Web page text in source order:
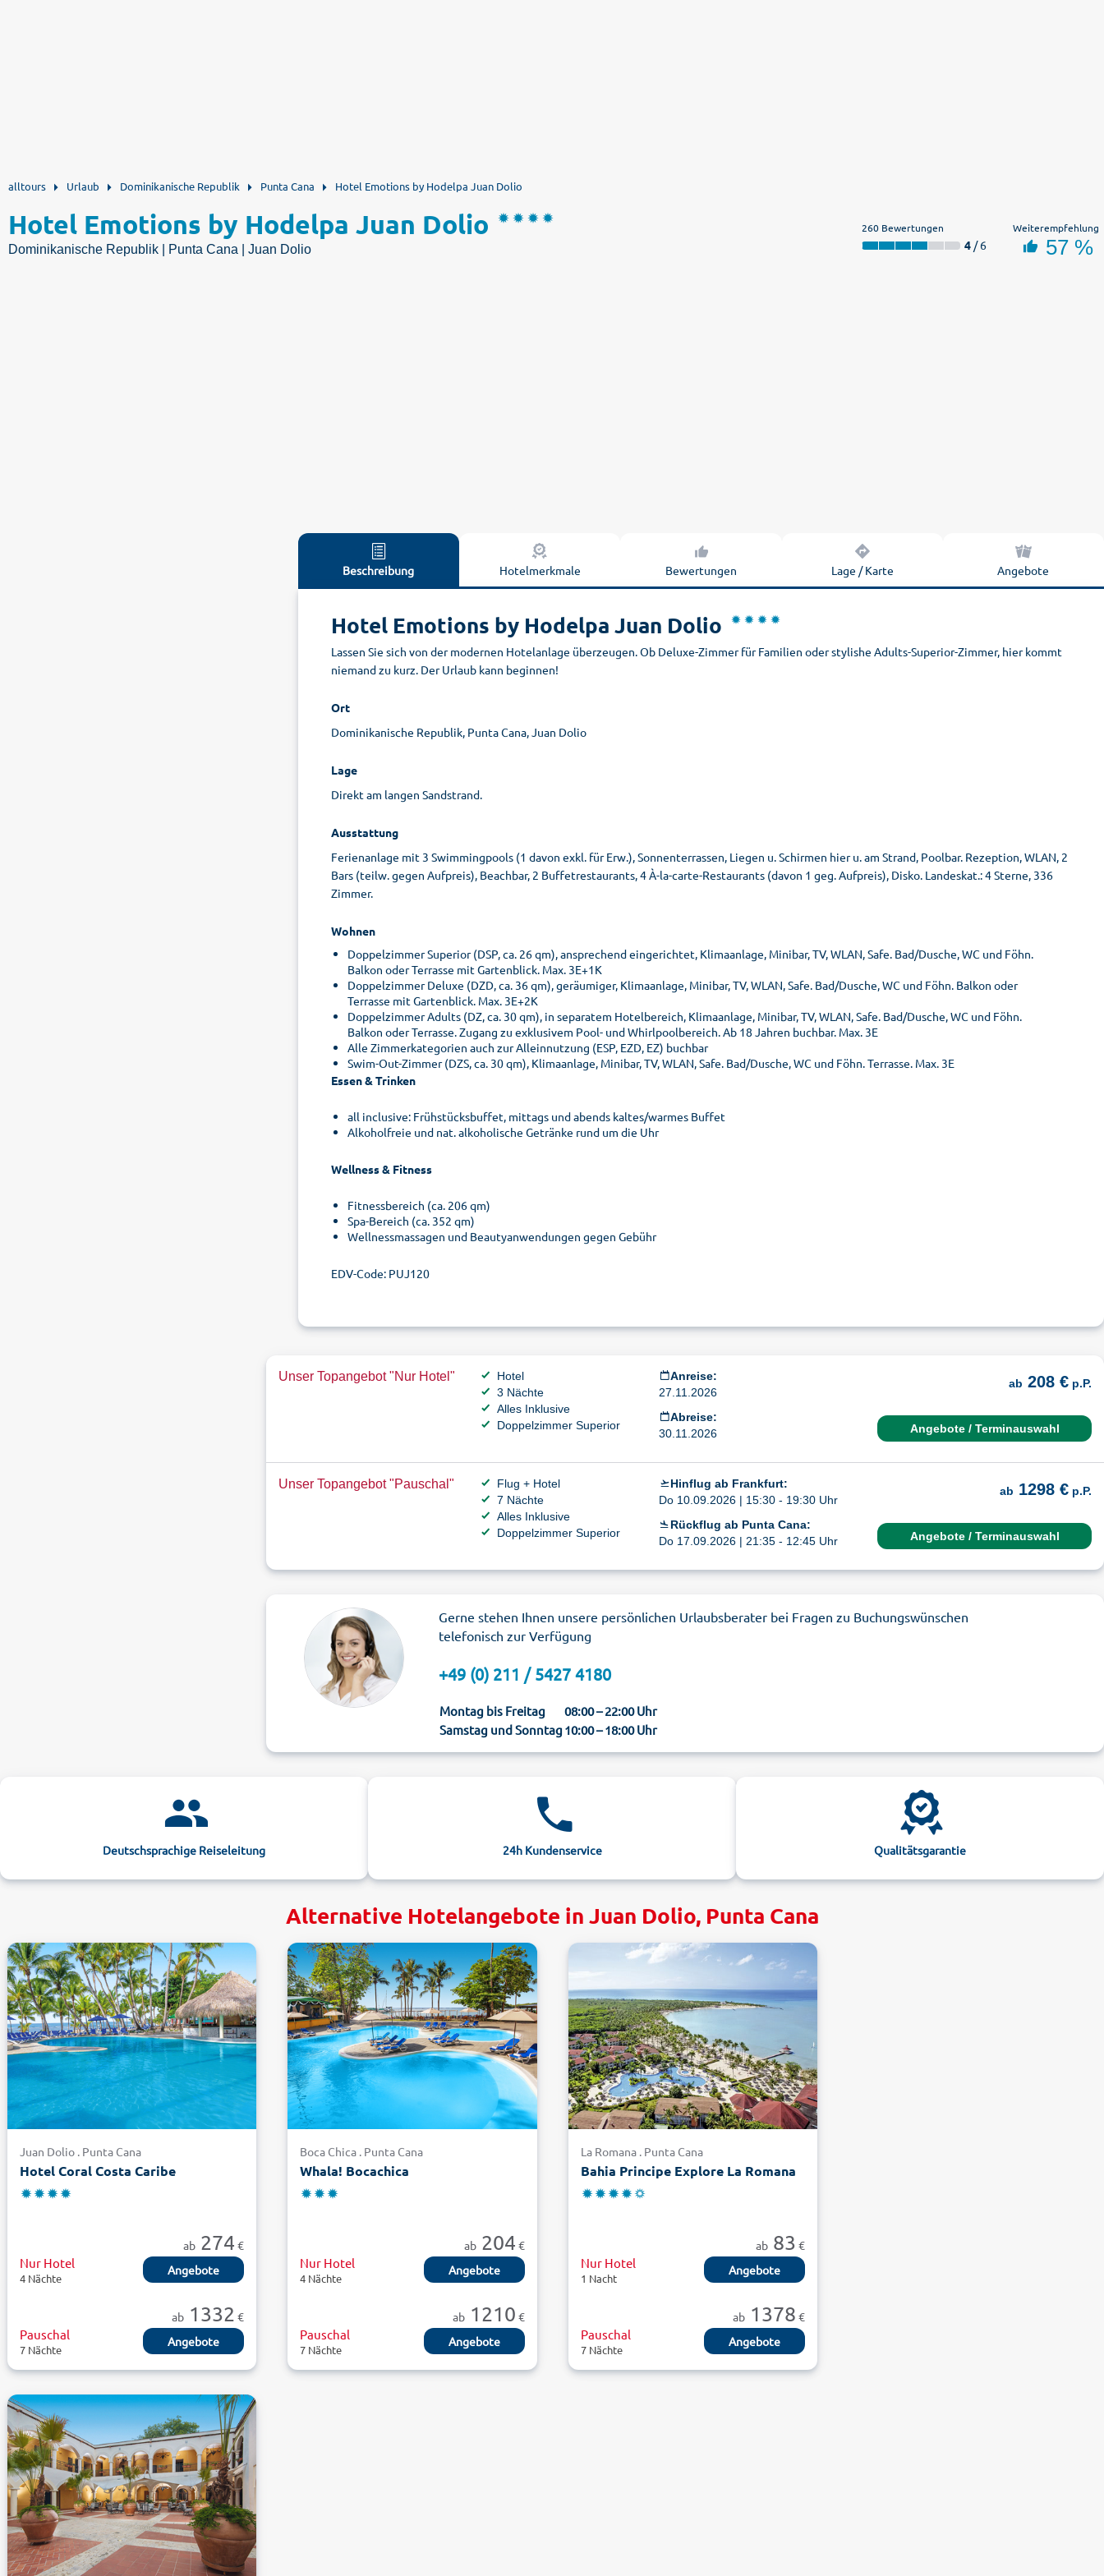
alltours Urlaub Dominikanische Republik Punta Cana Hotel Emotions by Hodelpa Juan Dolio
Hotel Emotions by Hodelpa Juan Dolio
Dominikanische Republik | Punta Cana | Juan Dolio
260 Bewertungen
4 / 6
Weiterempfehlung
57 %
Beschreibung Hotelmerkmale Bewertungen Lage / Karte Angebote
Hotel Emotions by Hodelpa Juan Dolio
Lassen Sie sich von der modernen Hotelanlage überzeugen. Ob Deluxe-Zimmer für Familien oder stylishe Adults-Superior-Zimmer, hier kommt
niemand zu kurz. Der Urlaub kann beginnen!
Ort
Dominikanische Republik, Punta Cana, Juan Dolio
Lage
Direkt am langen Sandstrand.
Ausstattung
Ferienanlage mit 3 Swimmingpools (1 davon exkl. für Erw.), Sonnenterrassen, Liegen u. Schirmen hier u. am Strand, Poolbar. Rezeption, WLAN, 2
Bars (teilw. gegen Aufpreis), Beachbar, 2 Buffetrestaurants, 4 À-la-carte-Restaurants (davon 1 geg. Aufpreis), Disko. Landeskat.: 4 Sterne, 336
Zimmer.
Wohnen
Doppelzimmer Superior (DSP, ca. 26 qm), ansprechend eingerichtet, Klimaanlage, Minibar, TV, WLAN, Safe. Bad/Dusche, WC und Föhn.
Balkon oder Terrasse mit Gartenblick. Max. 3E+1K
Doppelzimmer Deluxe (DZD, ca. 36 qm), geräumiger, Klimaanlage, Minibar, TV, WLAN, Safe. Bad/Dusche, WC und Föhn. Balkon oder
Terrasse mit Gartenblick. Max. 3E+2K
Doppelzimmer Adults (DZ, ca. 30 qm), in separatem Hotelbereich, Klimaanlage, Minibar, TV, WLAN, Safe. Bad/Dusche, WC und Föhn.
Balkon oder Terrasse. Zugang zu exklusivem Pool- und Whirlpoolbereich. Ab 18 Jahren buchbar. Max. 3E
Alle Zimmerkategorien auch zur Alleinnutzung (ESP, EZD, EZ) buchbar
Swim-Out-Zimmer (DZS, ca. 30 qm), Klimaanlage, Minibar, TV, WLAN, Safe. Bad/Dusche, WC und Föhn. Terrasse. Max. 3E
Essen & Trinken
all inclusive: Frühstücksbuffet, mittags und abends kaltes/warmes Buffet
Alkoholfreie und nat. alkoholische Getränke rund um die Uhr
Wellness & Fitness
Fitnessbereich (ca. 206 qm)
Spa-Bereich (ca. 352 qm)
Wellnessmassagen und Beautyanwendungen gegen Gebühr
EDV-Code: PUJ120
Unser Topangebot "Nur Hotel"
Hotel
3 Nächte
Alles Inklusive
Doppelzimmer Superior
Anreise:
27.11.2026
Abreise:
30.11.2026
ab 208 € p.P.
Angebote / Terminauswahl
Unser Topangebot "Pauschal"
Flug + Hotel
7 Nächte
Alles Inklusive
Doppelzimmer Superior
Hinflug ab Frankfurt:
Do 10.09.2026 | 15:30 - 19:30 Uhr
Rückflug ab Punta Cana:
Do 17.09.2026 | 21:35 - 12:45 Uhr
ab 1298 € p.P.
Angebote / Terminauswahl
Gerne stehen Ihnen unsere persönlichen Urlaubsberater bei Fragen zu Buchungswünschen
telefonisch zur Verfügung
+49 (0) 211 / 5427 4180
Montag bis Freitag
08:00 – 22:00 Uhr
Samstag und Sonntag10:00 – 18:00 Uhr
Deutschsprachige Reiseleitung 24h Kundenservice Qualitätsgarantie
Alternative Hotelangebote in Juan Dolio, Punta Cana
Juan Dolio . Punta Cana
Hotel Coral Costa Caribe
ab 274 €
Nur Hotel
4 Nächte
Angebote
ab 1332 €
Pauschal
7 Nächte
Angebote
Boca Chica . Punta Cana
Whala! Bocachica
ab204 €
Nur Hotel
4 Nächte
Angebote
ab1210 €
Pauschal
7 Nächte
Angebote
La Romana . Punta Cana
Bahia Principe Explore La Romana
ab 83 €
Nur Hotel
1 Nacht
Angebote
ab 1378 €
Pauschal
7 Nächte
Angebote